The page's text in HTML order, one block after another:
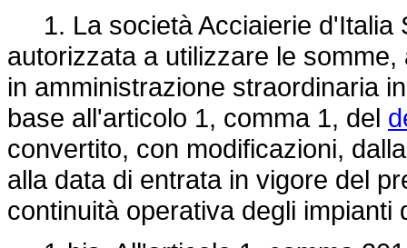
1. La società Acciaierie d'Italia
autorizzata a utilizzare le
in amministrazione straordinaria
base all'articolo 1, comma 1, del
convertito, con modificazioni,
alla data di entrata in vigore del
continuità operativa degli impianti